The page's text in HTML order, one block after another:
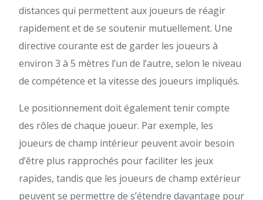
distances qui permettent aux joueurs de réagir
rapidement et de se soutenir mutuellement. Une
directive courante est de garder les joueurs à
environ 3 à 5 mètres l’un de l’autre, selon le niveau
de compétence et la vitesse des joueurs impliqués.
Le positionnement doit également tenir compte
des rôles de chaque joueur. Par exemple, les
joueurs de champ intérieur peuvent avoir besoin
d’être plus rapprochés pour faciliter les jeux
rapides, tandis que les joueurs de champ extérieur
peuvent se permettre de s’étendre davantage pour